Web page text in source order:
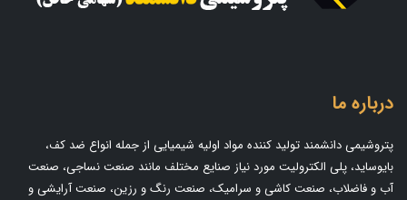
درباره ما
پتروشیمی دانشمند تولید کننده مواد اولیه شیمیایی از جمله انواع ضد کف،
بایوساید، پلی الکترولیت مورد نیاز صنایع مختلف مانند صنعت نساجی، صنعت
آب و فاضلاب، صنعت کاشی و سرامیک، صنعت رنگ و رزین، صنعت آرایشی و